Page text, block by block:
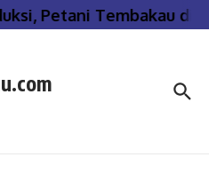
Petani Tembakau di